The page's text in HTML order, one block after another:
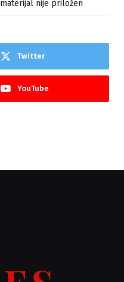
nije priložen
Twitter
YouTube